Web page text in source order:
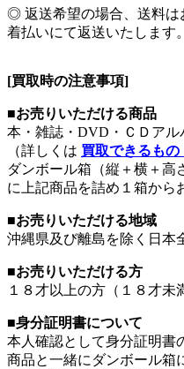
◎ 返送希望の場合、送料は
着払いにて返送いたします。
[買取時の注意事項]
■お売りいただける商品
本・雑誌・DVD・ＣＤアル
（詳しくは 買取できるも
ダンボール箱（縦＋横＋高
に上記商品を詰め１箱から
■お売りいただける地域
沖縄県及び離島を除く日本
■お売りいただける方
１８才以上の方（１８才未
■身分証明書について
本人確認として身分証明書
商品と一緒にダンボール箱